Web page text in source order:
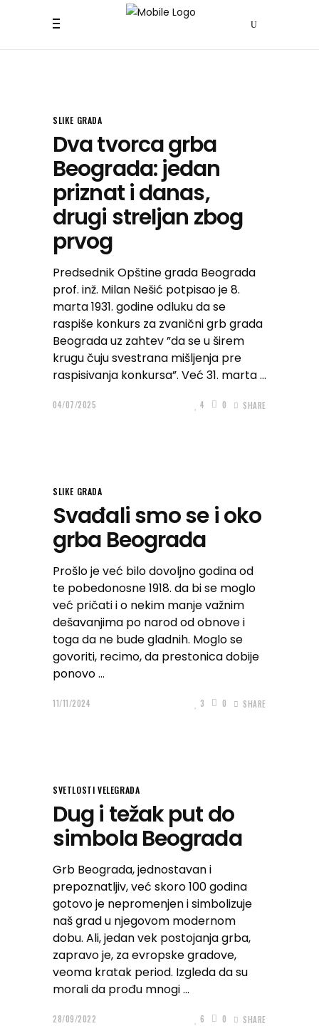
SLIKE GRADA
Dva tvorca grba
Beograda: jedan
priznat i danas,
drugi streljan zbog
prvog
Predsednik Opštine grada Beograda
prof. inž. Milan Nešić potpisao je 8.
marta 1931. godine odluku da se
raspiše konkurs za zvanični grb grada
Beograda uz zahtev ”da se u širem
krugu čuju svestrana mišljenja pre
raspisivanja konkursa”. Već 31. marta
04/07/2025 4 0 SHARE
SLIKE GRADA
Svađali smo se i oko
grba Beograda
Prošlo je već bilo dovoljno godina od
te pobedonosne 1918. da bi se moglo
već pričati i o nekim manje važnim
dešavanjima po narod od obnove i
toga da ne bude gladnih. Moglo se
govoriti, recimo, da prestonica dobije
ponovo
11/11/2024 3 0 SHARE
SVETLOSTI VELEGRADA
Dug i težak put do
simbola Beograda
Grb Beograda, jednostavan i
prepoznatljiv, već skoro 100 godina
gotovo je nepromenjen i simbolizuje
naš grad u njegovom modernom
dobu. Ali, jedan vek postojanja grba,
zapravo je, za evropske gradove,
veoma kratak period. Izgleda da su
morali da prođu mnogi
28/09/2022 6 0 SHARE